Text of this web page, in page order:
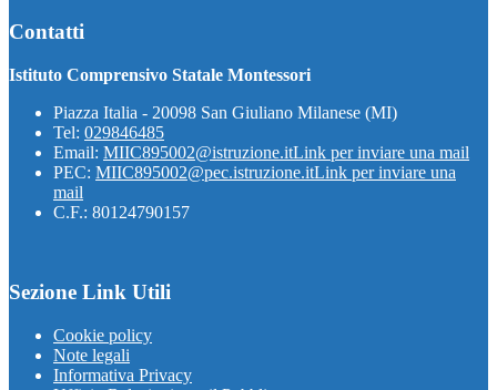
Contatti
Istituto Comprensivo Statale Montessori
Piazza Italia - 20098 San Giuliano Milanese (MI)
Tel: 029846485
Email: MIIC895002@istruzione.itLink per inviare una mail
PEC: MIIC895002@pec.istruzione.itLink per inviare una
mail
C.F.: 80124790157
Sezione Link Utili
Cookie policy
Note legali
Informativa Privacy